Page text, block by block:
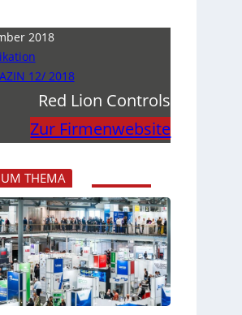
2018
12/ 2018
Red Lion Controls
Zur Firmenwebsite
THEMA